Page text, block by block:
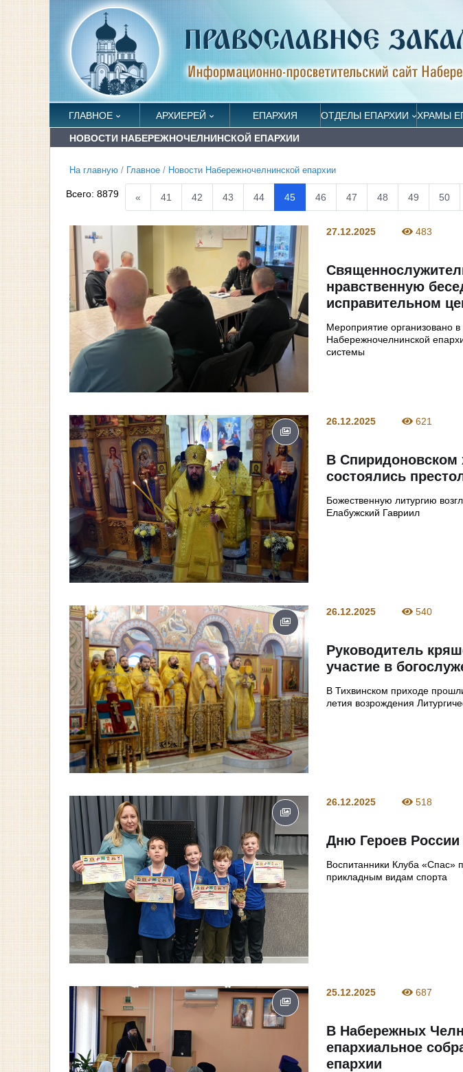
ГЛАВНОЕ АРХИЕРЕЙ ЕПАРХИЯ ОТДЕЛЫ ЕПАРХИИ ХРАМЫ
НОВОСТИ НАБЕРЕЖНОЧЕЛНИНСКОЙ ЕПАРХИИ
На главную / Главное / Новости Набережночелнинской епархии
Всего:8879 « 41 42 43 44 45 46 47 48 49 50
27.12.2025 483
нравственную
исправительном
Мероприятие организовано в
Набережночелнинской
системы
26.12.2025 621
В
состоялись
Божественную литургию
Елабужский Гавриил
26.12.2025 540
Руководитель
участие в
В Тихвинском приходе
летия возрождения
26.12.2025 518
Дню Героев
Воспитанники Клуба «Спас»
прикладным видам спорта
25.12.2025 687
В Набережных
епархиальное
епархии